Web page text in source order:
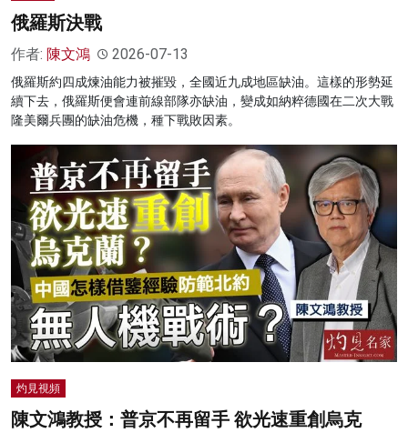
俄羅斯決戰
作者: 陳文鴻 2026-07-13
俄羅斯約四成煉油能力被摧毀，全國近九成地區缺油。這樣的形勢延
續下去，俄羅斯便會連前線部隊亦缺油，變成如納粹德國在二次大戰
隆美爾兵團的缺油危機，種下戰敗因素。
灼見視頻
陳文鴻教授：普京不再留手 欲光速重創烏克